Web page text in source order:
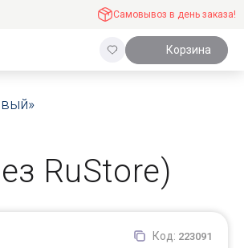
Самовывоз в день заказа!
Корзина
RuStore)
Код: 223091